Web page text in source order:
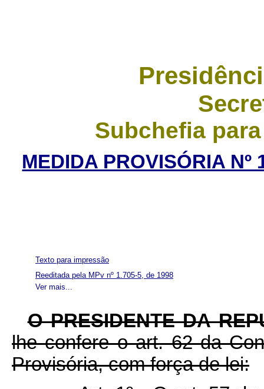
Subchefia
MEDIDA PROVISÓRIA Nº
Ver mais...
Texto para impressão
Reeditada pela MPv nº 1.705-5, de 1998
O PRESIDENTE DA
lhe confere o art. 62 da
Provisória, com força de lei: